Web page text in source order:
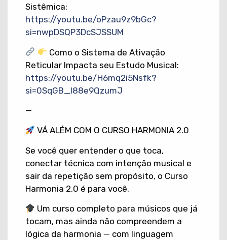
Sistêmica:
https://youtu.be/oPzau9z9bGc?
si=nwpDSQP3DcSJSSUM
Como o Sistema de Ativação
Reticular Impacta seu Estudo Musical:
https://youtu.be/H6mq2i5Nsfk?
si=0SqGB_l88e9QzumJ
—
VÁ ALÉM COM O CURSO HARMONIA 2.0
Se você quer entender o que toca,
conectar técnica com intenção musical e
sair da repetição sem propósito, o Curso
Harmonia 2.0 é para você.
Um curso completo para músicos que já
tocam, mas ainda não compreendem a
lógica da harmonia — com linguagem